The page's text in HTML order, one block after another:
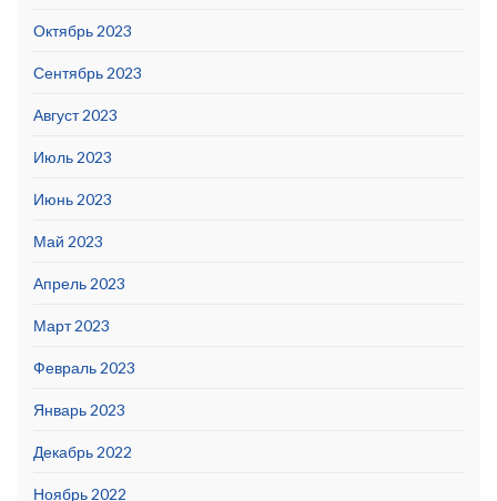
Октябрь 2023
Сентябрь 2023
Август 2023
Июль 2023
Июнь 2023
Май 2023
Апрель 2023
Март 2023
Февраль 2023
Январь 2023
Декабрь 2022
Ноябрь 2022